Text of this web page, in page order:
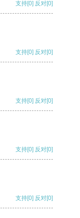
支持[0] 反对[0]
支持[0] 反对[0]
支持[0] 反对[0]
支持[0] 反对[0]
支持[0] 反对[0]